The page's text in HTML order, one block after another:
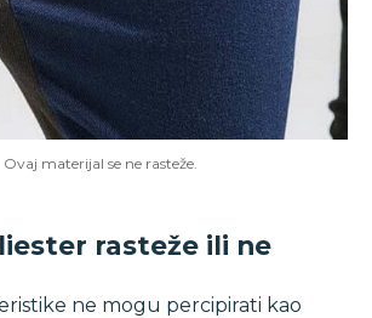
Ovaj materijal se ne rasteže.
rasteže ili ne
ne mogu percipirati kao